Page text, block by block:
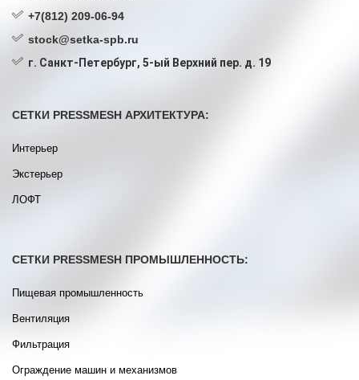
+7(812) 209-06-94
stock@setka-spb.ru
г. Санкт-Петербург, 5-ый Верхний пер. д. 19
СЕТКИ PRESSMESH АРХИТЕКТУРА:
Интерьер
Экстерьер
ЛОФТ
СЕТКИ PRESSMESH ПРОМЫШЛЕННОСТЬ:
Пищевая промышленность
Вентиляция
Фильтрация
Ограждение машин и механизмов